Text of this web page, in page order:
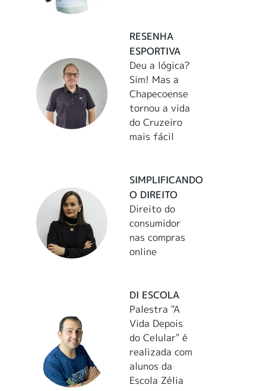
RESENHA
ESPORTIVA
Deu a lógica?
Sim! Mas a
Chapecoense
tornou a vida
do Cruzeiro
mais fácil
SIMPLIFICANDO
O DIREITO
Direito do
consumidor
nas compras
online
DI ESCOLA
Palestra "A
Vida Depois
do Celular" é
realizada com
alunos da
Escola Zélia